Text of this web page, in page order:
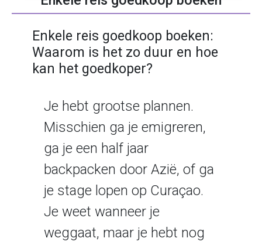
Enkele reis goedkoop boeken:
Waarom is het zo duur en hoe
kan het goedkoper?
Je hebt grootse plannen.
Misschien ga je emigreren,
ga je een half jaar
backpacken door Azië, of ga
je stage lopen op Curaçao.
Je weet wanneer je
weggaat, maar je hebt nog